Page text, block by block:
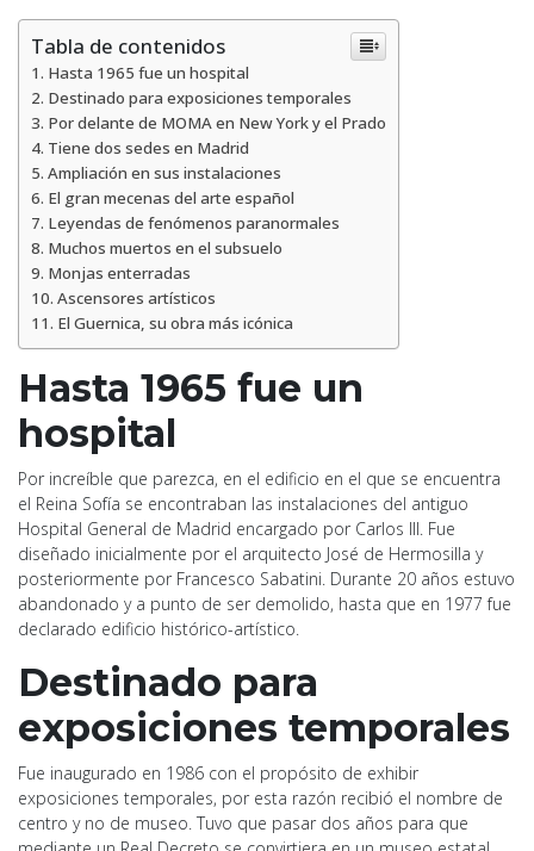
Tabla de contenidos
Hasta 1965 fue un hospital
Destinado para exposiciones temporales
Por delante de MOMA en New York y el Prado
Tiene dos sedes en Madrid
Ampliación en sus instalaciones
El gran mecenas del arte español
Leyendas de fenómenos paranormales
Muchos muertos en el subsuelo
Monjas enterradas
Ascensores artísticos
El Guernica, su obra más icónica
Hasta 1965 fue un
hospital
Por increíble que parezca, en el edificio en el que se encuentra
el Reina Sofía se encontraban las instalaciones del antiguo
Hospital General de Madrid encargado por Carlos III. Fue
diseñado inicialmente por el arquitecto José de Hermosilla y
posteriormente por Francesco Sabatini. Durante 20 años estuvo
abandonado y a punto de ser demolido, hasta que en 1977 fue
declarado edificio histórico-artístico.
Destinado para
exposiciones temporales
Fue inaugurado en 1986 con el propósito de exhibir
exposiciones temporales, por esta razón recibió el nombre de
centro y no de museo. Tuvo que pasar dos años para que